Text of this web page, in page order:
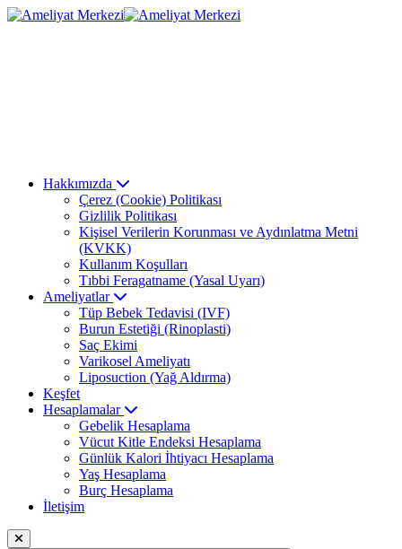
Hakkımızda
Çerez (Cookie) Politikası
Gizlilik Politikası
Kişisel Verilerin Korunması ve Aydınlatma Metni
(KVKK)
Kullanım Koşulları
Tıbbi Feragatname (Yasal Uyarı)
Ameliyatlar
Tüp Bebek Tedavisi (IVF)
Burun Estetiği (Rinoplasti)
Saç Ekimi
Varikosel Ameliyatı
Liposuction (Yağ Aldırma)
Keşfet
Hesaplamalar
Gebelik Hesaplama
Vücut Kitle Endeksi Hesaplama
Günlük Kalori İhtiyacı Hesaplama
Yaş Hesaplama
Burç Hesaplama
İletişim